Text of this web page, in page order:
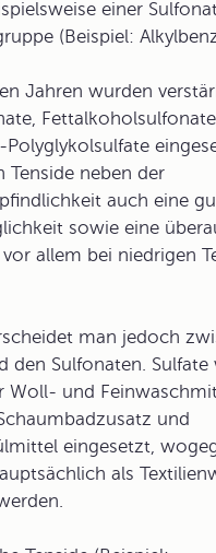
einer
(Beispiel:
Jahren wurden
, Fettalkoholsulfonate
Tenside neben der
auch eine
sowie eine
allem bei niedrigen
man jedoch
den Sulfonaten. Sulfate
Woll- und
und
eingesetzt,
als